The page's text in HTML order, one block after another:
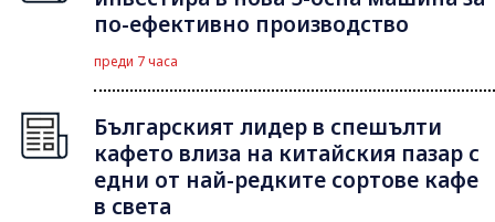
по-ефективно производство
преди 7 часа
Българският лидер в спешълти
кафето влиза на китайския пазар с
едни от най-редките сортове кафе
в света